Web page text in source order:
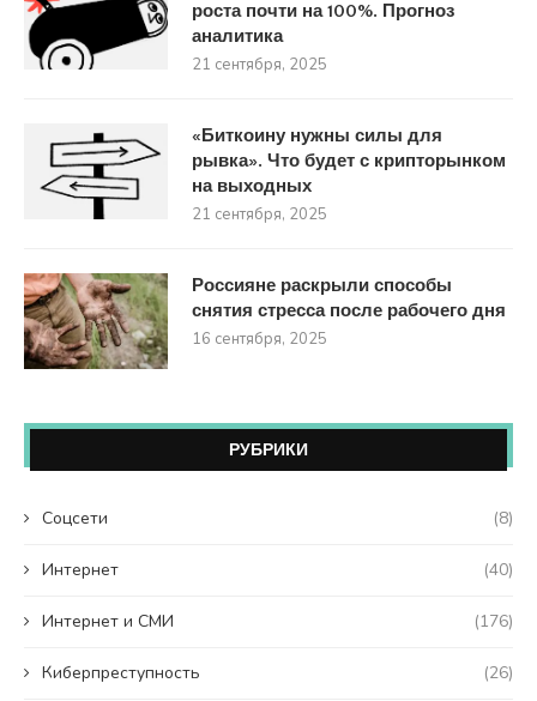
роста почти на 100%. Прогноз
аналитика
21 сентября, 2025
«Биткоину нужны силы для
рывка». Что будет с крипторынком
на выходных
21 сентября, 2025
Россияне раскрыли способы
снятия стресса после рабочего дня
16 сентября, 2025
РУБРИКИ
Coцсети (8)
Интернет (40)
Интернет и СМИ (176)
Киберпреступность (26)